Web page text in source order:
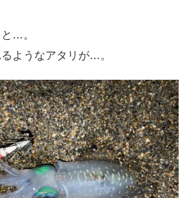
…。
ようなアタリが…。